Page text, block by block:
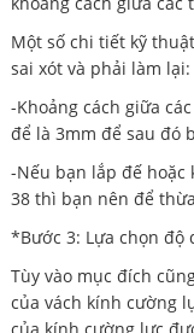
Một số chi tiết kỹ
sai xót và phải làm lại:
-Khoảng cách giữa
để là 3mm để sau đó
-Nếu bạn lắp đế hoặc
38 thì bạn nên để
*Bước 3: Lựa chọn độ
Tùy vào mục đích
của vách kính cường